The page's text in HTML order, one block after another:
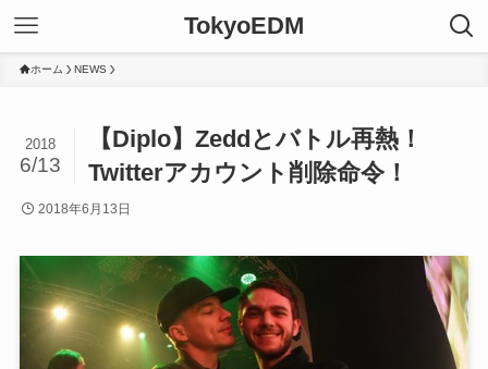
TokyoEDM
ホーム NEWS
【Diplo】Zeddとバトル再熱！
Twitterアカウント削除命令！
2018
6/13
2018年6月13日